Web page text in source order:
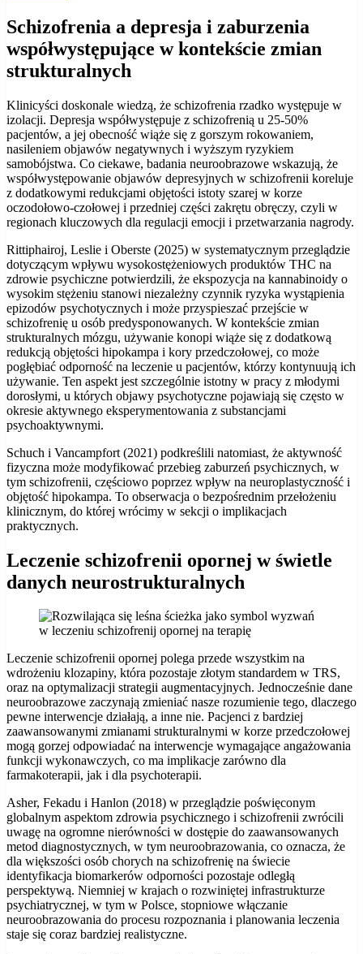
Schizofrenia a depresja i zaburzenia
współwystępujące w kontekście zmian
strukturalnych
Klinicyści doskonale wiedzą, że schizofrenia rzadko występuje w
izolacji. Depresja współwystępuje z schizofrenią u 25-50%
pacjentów, a jej obecność wiąże się z gorszym rokowaniem,
nasileniem objawów negatywnych i wyższym ryzykiem
samobójstwa. Co ciekawe, badania neuroobrazowe wskazują, że
współwystępowanie objawów depresyjnych w schizofrenii koreluje
z dodatkowymi redukcjami objętości istoty szarej w korze
oczodołowo-czołowej i przedniej części zakrętu obręczy, czyli w
regionach kluczowych dla regulacji emocji i przetwarzania nagrody.
Rittiphairoj, Leslie i Oberste (2025) w systematycznym przeglądzie
dotyczącym wpływu wysokostężeniowych produktów THC na
zdrowie psychiczne potwierdzili, że ekspozycja na kannabinoidy o
wysokim stężeniu stanowi niezależny czynnik ryzyka wystąpienia
epizodów psychotycznych i może przyspieszać przejście w
schizofrenię u osób predysponowanych. W kontekście zmian
strukturalnych mózgu, używanie konopi wiąże się z dodatkową
redukcją objętości hipokampa i kory przedczołowej, co może
pogłębiać odporność na leczenie u pacjentów, którzy kontynuują ich
używanie. Ten aspekt jest szczególnie istotny w pracy z młodymi
dorosłymi, u których objawy psychotyczne pojawiają się często w
okresie aktywnego eksperymentowania z substancjami
psychoaktywnymi.
Schuch i Vancampfort (2021) podkreślili natomiast, że aktywność
fizyczna może modyfikować przebieg zaburzeń psychicznych, w
tym schizofrenii, częściowo poprzez wpływ na neuroplastyczność i
objętość hipokampa. To obserwacja o bezpośrednim przełożeniu
klinicznym, do której wrócimy w sekcji o implikacjach
praktycznych.
Leczenie schizofrenii opornej w świetle
danych neurostrukturalnych
Leczenie schizofrenii opornej polega przede wszystkim na
wdrożeniu klozapiny, która pozostaje złotym standardem w TRS,
oraz na optymalizacji strategii augmentacyjnych. Jednocześnie dane
neuroobrazowe zaczynają zmieniać nasze rozumienie tego, dlaczego
pewne interwencje działają, a inne nie. Pacjenci z bardziej
zaawansowanymi zmianami strukturalnymi w korze przedczołowej
mogą gorzej odpowiadać na interwencje wymagające angażowania
funkcji wykonawczych, co ma implikacje zarówno dla
farmakoterapii, jak i dla psychoterapii.
Asher, Fekadu i Hanlon (2018) w przeglądzie poświęconym
globalnym aspektom zdrowia psychicznego i schizofrenii zwrócili
uwagę na ogromne nierówności w dostępie do zaawansowanych
metod diagnostycznych, w tym neuroobrazowania, co oznacza, że
dla większości osób chorych na schizofrenię na świecie
identyfikacja biomarkerów odporności pozostaje odległą
perspektywą. Niemniej w krajach o rozwiniętej infrastrukturze
psychiatrycznej, w tym w Polsce, stopniowe włączanie
neuroobrazowania do procesu rozpoznania i planowania leczenia
staje się coraz bardziej realistyczne.